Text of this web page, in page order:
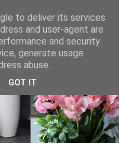
to deliver its services
and user-agent are
and security
generate usage
abuse.
GOT IT